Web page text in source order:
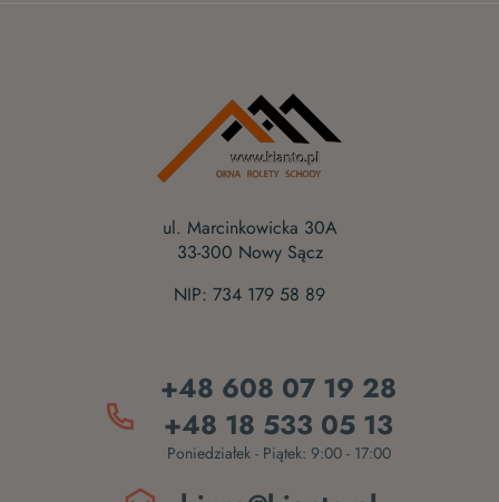
ul. Marcinkowicka 30A
33-300 Nowy Sącz
NIP: 734 179 58 89
+48 608 07 19 28
+48 18 533 05 13
Poniedziałek - Piątek: 9:00 - 17:00